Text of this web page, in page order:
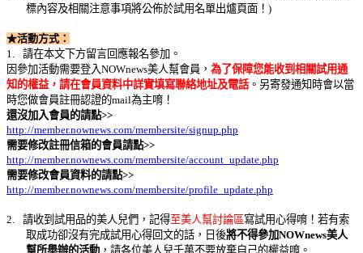
標內容及相關注意事項將公佈於試用名單出爐頁面！)
★活動方式：
1.
請在本文下方留言回應報名參加。
因參加活動需要登入NOWnews美人幫會員， 為了保障您能收到相關試用通
知的權益，請在會員資料中詳實填寫聯絡地址及電話。另寄發通知時會以當
時您做會員註冊認證的mail為主唷！
還沒加入會員的請點>>
http://member.nownews.com/membersite/signup.php
需要修改註冊信箱的會員請點>>
http://member.nownews.com/membersite/account_update.php
需要修改會員資料的請點>>
http://member.nownews.com/membersite/profile_update.php
2. 請收到試用品的美人兒們，記得至美人幫討論區寫試用心得唷！若有索
取成功卻沒有完成試用心得回文的話，日後將不得參加NOWnews美人
幫所舉辦的活動 ，請各位美人兒千萬不要放棄自己的權益唷。